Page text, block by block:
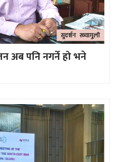
अब पनि नगर्ने हो भने